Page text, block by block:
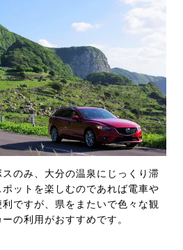
のみ、大分の温泉にじっくり滞
ットを楽しむのであれば電車や
ですが、県をまたいで色々な観
の利用がおすすめです。